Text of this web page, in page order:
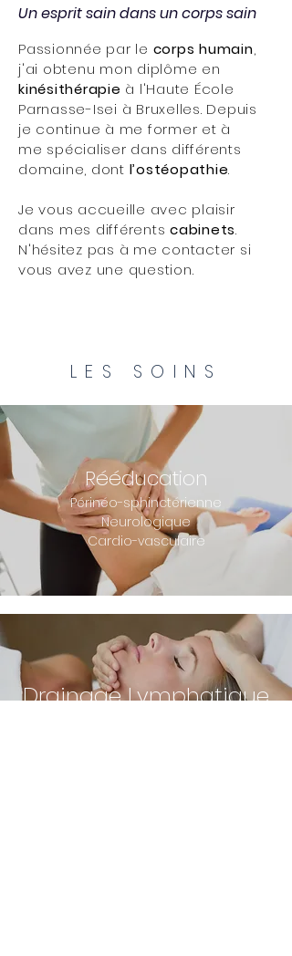
Un esprit sain dans un corps sain
Passionnée par le corps humain,
j'ai obtenu mon diplôme en
kinésithérapie à l'Haute École
Parnasse-Isei à Bruxelles. Depuis
je continue à me former et à
me spécialiser dans différents
domaine, dont l’ostéopathie.
Je vous accueille avec plaisir
dans mes différents cabinets.
N'hésitez pas à me contacter si
vous avez une question.
LES SOINS
Rééducation
Périnéo-sphinctérienne
Neurologique
Cardio-vasculaire
Drainage Lymphatique